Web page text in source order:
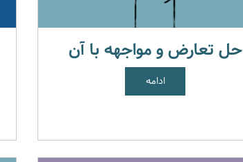
حل تعارض و مواجهه با آن
ادامه